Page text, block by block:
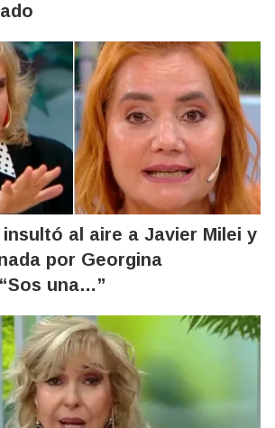
insultó al aire a Javier Milei y
por Georgina
una…”